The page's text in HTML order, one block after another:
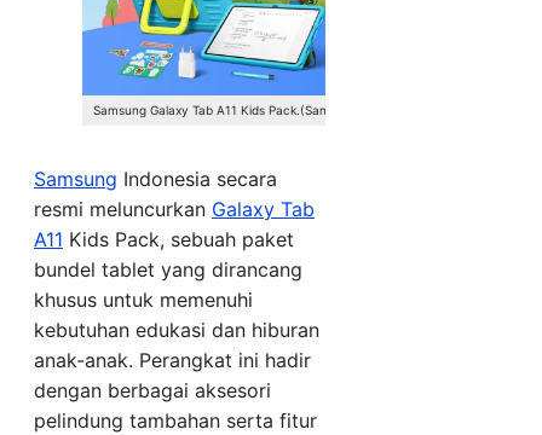
Samsung Galaxy Tab A11 Kids Pack.(Samsung)
Samsung Indonesia secara
resmi meluncurkan Galaxy Tab
A11 Kids Pack, sebuah paket
bundel tablet yang dirancang
khusus untuk memenuhi
kebutuhan edukasi dan hiburan
anak-anak. Perangkat ini hadir
dengan berbagai aksesori
pelindung tambahan serta fitur